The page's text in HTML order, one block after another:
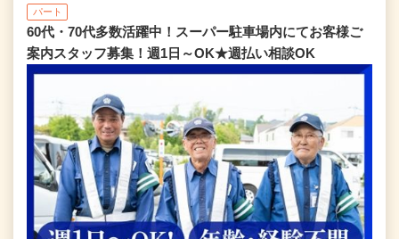
パート
60代・70代多数活躍中！スーパー駐車場内にてお客様ご
案内スタッフ募集！週1日～OK★週払い相談OK